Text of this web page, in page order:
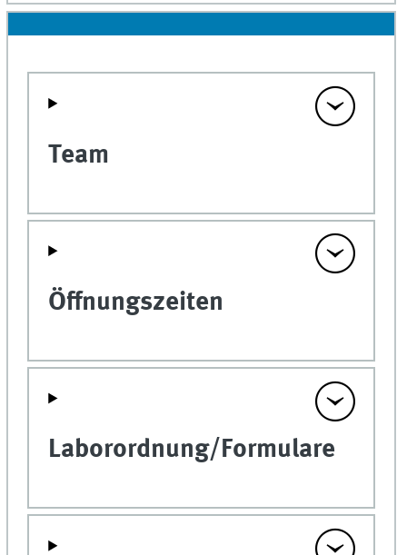
Team
Öffnungszeiten
Laborordnung/Formulare